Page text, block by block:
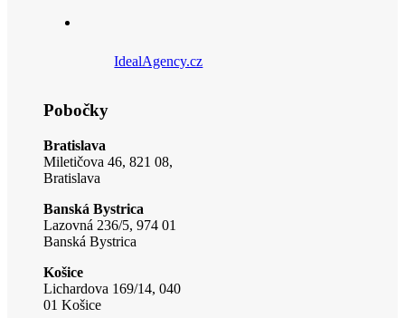
IdealAgency.cz
Pobočky
Bratislava
Miletičova 46, 821 08,
Bratislava
Banská Bystrica
Lazovná 236/5, 974 01
Banská Bystrica
Košice
Lichardova 169/14, 040
01 Košice